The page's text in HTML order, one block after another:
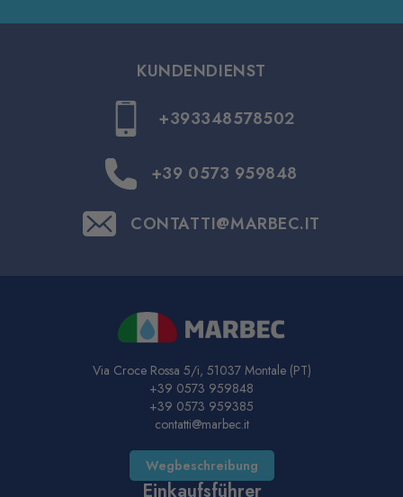
KUNDENDIENST
+393348578502
+39 0573 959848
CONTATTI@MARBEC.IT
Via Croce Rossa 5/i, 51037 Montale (PT)
+39 0573 959848
+39 0573 959385
contatti@marbec.it
Wegbeschreibung
Einkaufsführer